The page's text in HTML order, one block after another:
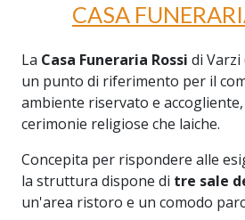
CASA
La Casa Funeraria Rossi di
un punto di riferimento per il
ambiente riservato e
cerimonie religiose che laiche.
Concepita per rispondere alle
la struttura dispone di tre sale
un'area ristoro e un comodo